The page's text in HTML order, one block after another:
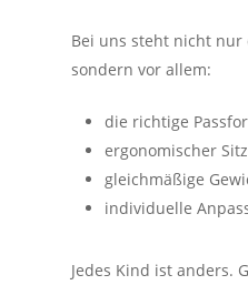
Bei uns steht nicht nur
sondern vor allem:
die richtige
ergonomischer Sitz
gleichmäßige
individuelle
Jedes Kind ist anders.